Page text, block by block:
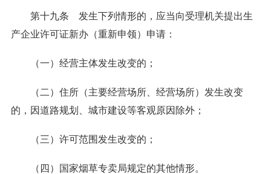
第十九条 发生下列情形的，应当向受理机关提出生
产企业许可证新办（重新申领）申请：
（一）经营主体发生改变的；
（二）住所（主要经营场所、经营场所）发生改变
的，因道路规划、城市建设等客观原因除外；
（三）许可范围发生改变的；
（四）国家烟草专卖局规定的其他情形。